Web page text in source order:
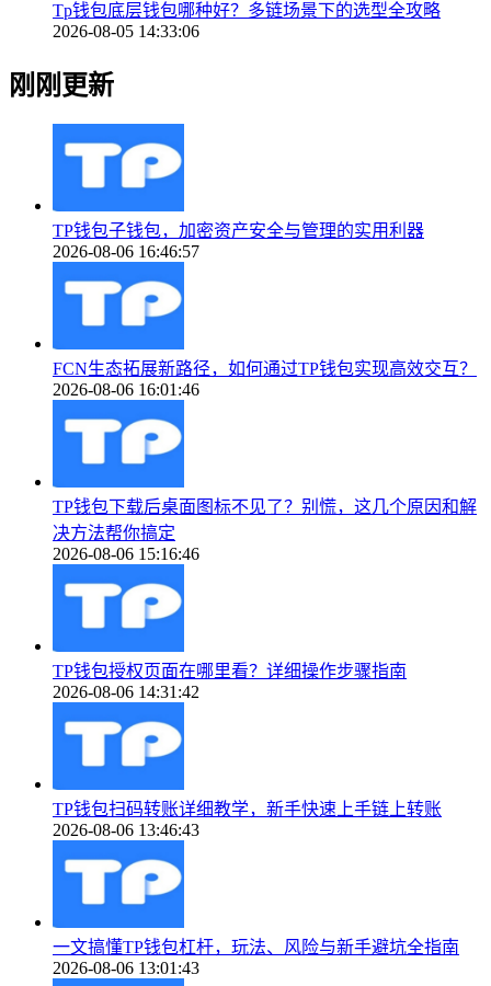
Tp钱包底层钱包哪种好？多链场景下的选型全攻略
2026-08-05 14:33:06
刚刚更新
TP钱包子钱包，加密资产安全与管理的实用利器
2026-08-06 16:46:57
FCN生态拓展新路径，如何通过TP钱包实现高效交互？
2026-08-06 16:01:46
TP钱包下载后桌面图标不见了？别慌，这几个原因和解
决方法帮你搞定
2026-08-06 15:16:46
TP钱包授权页面在哪里看？详细操作步骤指南
2026-08-06 14:31:42
TP钱包扫码转账详细教学，新手快速上手链上转账
2026-08-06 13:46:43
一文搞懂TP钱包杠杆，玩法、风险与新手避坑全指南
2026-08-06 13:01:43